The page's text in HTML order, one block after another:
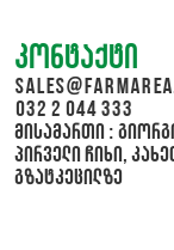
კონტაქტი
032 2 044 333
მისამართი :
პირველი ჩიხი,
გზატკეცილზე